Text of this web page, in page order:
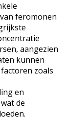
feromonen
aangezien
kunnen
zoals
en
de